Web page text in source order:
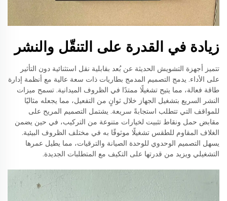
زيادة في القدرة على التنقّل والنشر
تتميز أجهزة التشويش الحديثة عن بُعد بقابلية نقل استثنائية دون التأثير
على الأداء. يدمج التصميم المدمج بطاريات ذات سعة عالية مع أنظمة إدارة
طاقة فعالة، مما يتيح تشغيلًا ممتدًا في الظروف الميدانية. تسمح ميزات
النشر السريع بتشغيل الجهاز خلال ثوانٍ من التفعيل، مما يجعله مثاليًا
للمواقف التي تتطلب استجابةً سريعة. يشتمل التصميم المريح على
مقابض حمل ونقاط تثبيت لخيارات متنوعة من التركيب، في حين يضمن
الغلاف المقاوم للطقس تشغيلًا موثوقًا به في مختلف الظروف البيئية.
يسهل التصميم الوحدوي للوحدة الصيانة والترقيات، مما يطيل عمرها
التشغيلي ويزيد من قدرتها على التكيف مع المتطلبات الجديدة.